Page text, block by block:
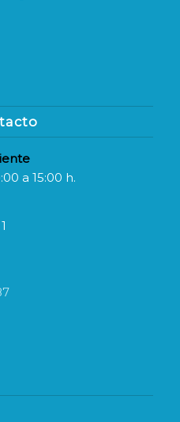
a 15:00 h.